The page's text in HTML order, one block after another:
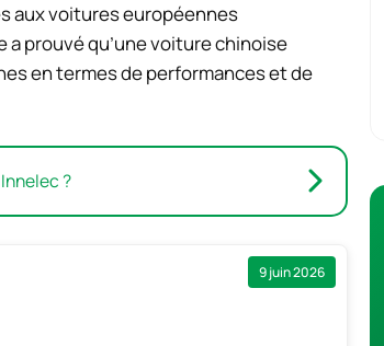
aux voitures européennes
a prouvé qu’une voiture chinoise
en termes de performances et de
?
9 juin 2026